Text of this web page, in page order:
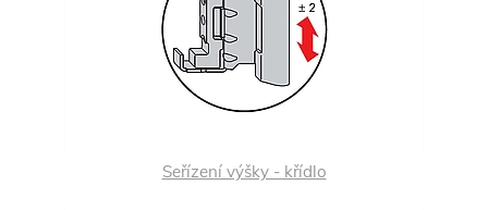
Seřízení výšky - křídlo